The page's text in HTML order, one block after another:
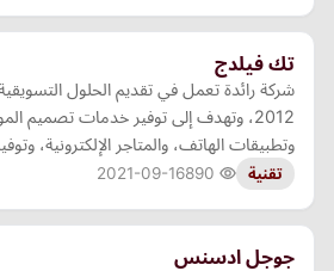
تك فيلدج
شركة رائدة تعمل في تقديم الحلول
2012، وتهدف إلى توفير خدمات تصميم
وتطبيقات الهاتف، والمتاجر الإلكترونية،
تقنية 2021-09-16
جوجل ادسنس